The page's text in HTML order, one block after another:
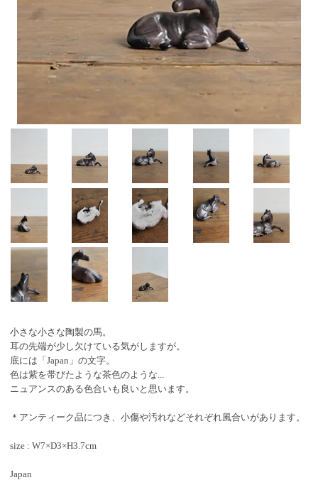
小さな小さな陶製の馬。
耳の先端が少し欠けている気がしますが。
底には「Japan」の文字。
色は紫を帯びたような茶色のような...
ニュアンスのある色合いも良いと思います。
＊アンティーク品につき、小傷や汚れなどそれぞれ風合いがあります。
size : W7×D3×H3.7cm
Japan